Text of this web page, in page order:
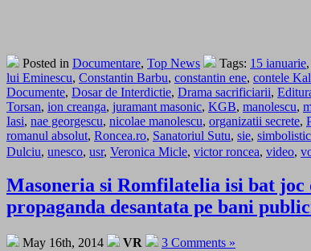
Posted in Documentare, Top News Tags: 15 ianuarie,
lui Eminescu, Constantin Barbu, constantin ene, contele
Documente, Dosar de Interdictie, Drama sacrificiarii,
Torsan, ion creanga, juramant masonic, KGB, manolescu,
Iasi, nae georgescu, nicolae manolescu, organizatii secrete,
romanul absolut, Roncea.ro, Sanatoriul Sutu, sie,
Dulciu, unesco, usr, Veronica Micle, victor roncea, video,
Masoneria si Romfilatelia isi bat
propaganda desantata pe bani
May 16th, 2014 VR 3 Comments »